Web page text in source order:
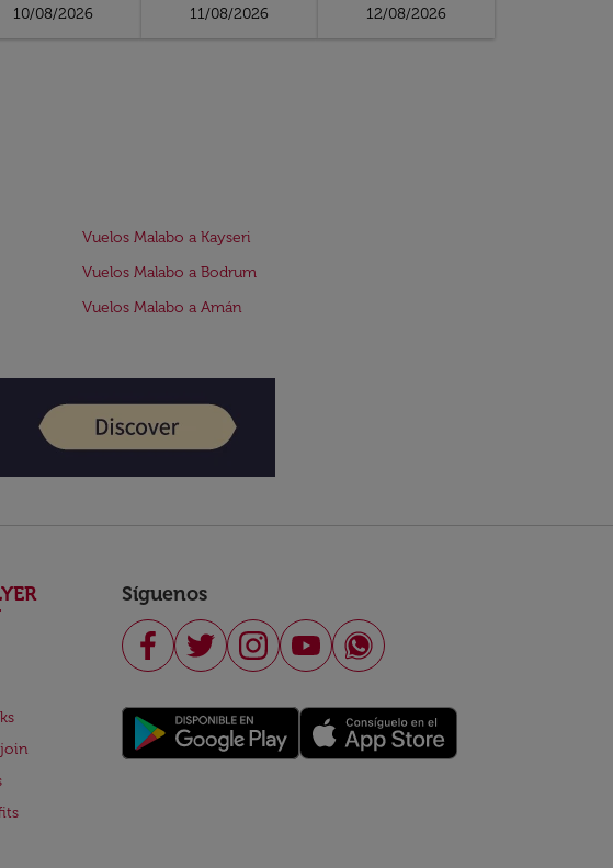
10/08/2026 11/08/2026 12/08/2026
Vuelos Malabo a Kayseri
Vuelos Malabo a Bodrum
Vuelos Malabo a Amán
Síguenos